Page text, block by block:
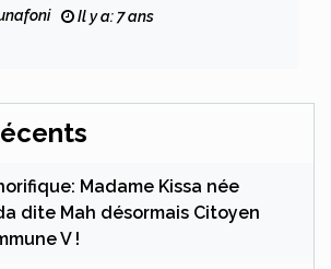
Il y a: 7 ans
Madame Kissa née
dite Mah désormais Citoyen
V !